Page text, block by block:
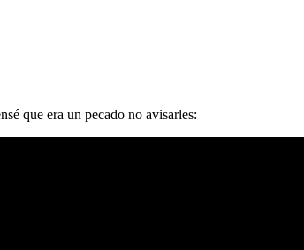
que era un pecado no avisarles: